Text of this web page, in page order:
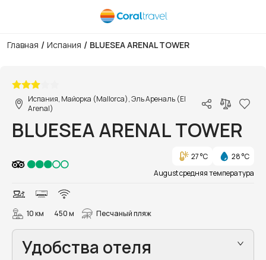
Главная / Испания / BLUESEA ARENAL TOWER
Испания, Майорка (Mallorca), Эль Ареналь (El
Arenal)
BLUESEA ARENAL TOWER
27 °C
28 °C
August средняя температура
10 км 450 м Песчаный пляж
Удобства отеля